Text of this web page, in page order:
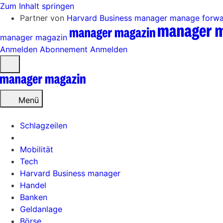
Zum Inhalt springen
Partner von Harvard Business manager manage
manager magazin
Anmelden Abonnement Anmelden
öffnen
Menü
Schlagzeilen
Mobilität
Tech
Harvard Business manager
Handel
Banken
Geldanlage
Börse